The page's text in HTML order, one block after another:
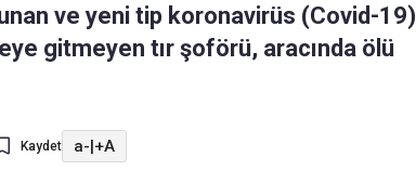
ve yeni tip koronavirüs (Covid-19)
gitmeyen tır şoförü, aracında ölü
Kaydet a-|+A